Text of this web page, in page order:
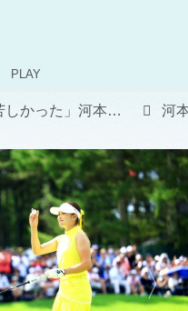
PLAY
「本当に苦しかった」河本結、5年ぶりの復活優勝に涙! 30歳でロス五輪出場を目指す 河